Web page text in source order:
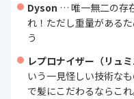
Dyson … 唯一無二の存
れ！ただし重量がある
う
レプロナイザー（リュミ
いう一見怪しい技術な
で髪にこだわるならこ